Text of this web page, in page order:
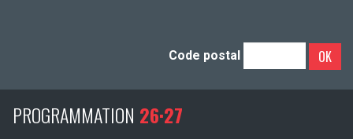
Code postal OK
PROGRAMMATION 26·27